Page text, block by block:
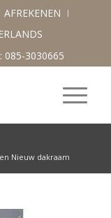
AFREKENEN
085-3030665
Nieuw dakraam